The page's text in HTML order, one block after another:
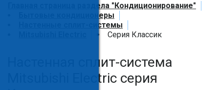
Главная страница раздела "Кондиционирование"
Бытовые кондиционеры
Настенные сплит-системы
Серия Классик
Настенная сплит-система
Mitsubishi Electric серия